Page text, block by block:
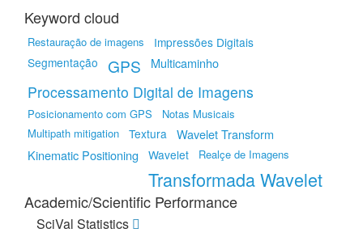
Keyword cloud
Restauração de imagens
Impressões Digitais
Segmentação
GPS Multicaminho
Processamento Digital de Imagens
Posicionamento com GPS
Notas Musicais
Multipath mitigation
Textura Wavelet Transform
Kinematic Positioning Wavelet Realçe de Imagens
Transformada Wavelet
Academic/Scientific Performance
SciVal Statistics